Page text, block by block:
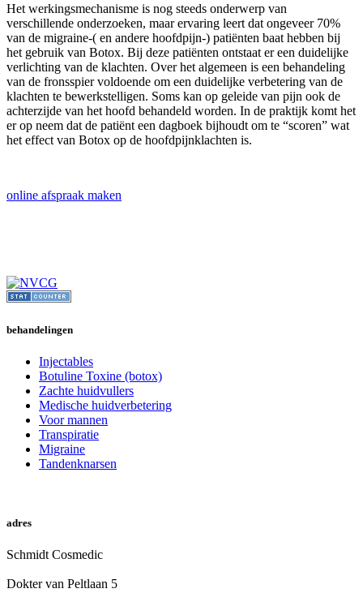
Het werkingsmechanisme is nog steeds onderwerp van
verschillende onderzoeken, maar ervaring leert dat ongeveer 70%
van de migraine-( en andere hoofdpijn-) patiënten baat hebben bij
het gebruik van Botox. Bij deze patiënten ontstaat er een duidelijke
verlichting van de klachten. Over het algemeen is een behandeling
van de fronsspier voldoende om een duidelijke verbetering van de
klachten te bewerkstelligen. Soms kan op geleide van pijn ook de
achterzijde van het hoofd behandeld worden. In de praktijk komt het
er op neem dat de patiënt een dagboek bijhoudt om te “scoren” wat
het effect van Botox op de hoofdpijnklachten is.
online afspraak maken
behandelingen
Injectables
Botuline Toxine (botox)
Zachte huidvullers
Medische huidverbetering
Voor mannen
Transpiratie
Migraine
Tandenknarsen
adres
Schmidt Cosmedic
Dokter van Peltlaan 5